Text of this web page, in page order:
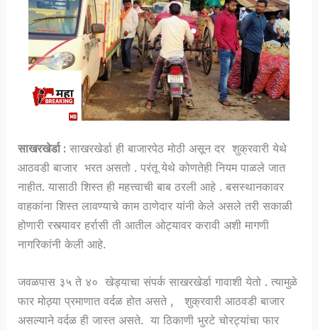
साखरखेर्डा : साखरखेर्डा ही बाजारपेठ मोठी असून दर शुक्रवारी येथे
आठवडी बाजार भरत असतो . परंतू येथे कोणतेही नियम पाळले जात
नाहीत. यासाठी शिस्त ही महत्त्वाची बाब ठरली आहे . बसस्थानकावर
वाहकांना शिस्त लावण्याचे काम ठाणेदार यांनी केले असले तरी सकाळी
होणारी रस्त्यावर हर्रासी ती आतील ओट्यावर करावी अशी मागणी
नागरिकांनी केली आहे.
जवळपास ३५ ते ४० खेड्याचा संपर्क साखरखेर्डा गावाशी येतो . त्यामुळे
फार मोठ्या प्रमाणात वर्दळ होत असते , शुक्रवारी आठवडी बाजार
असल्याने वर्दळ ही जास्त असते. या ठिकाणी भुरटे चोरट्यांचा फार